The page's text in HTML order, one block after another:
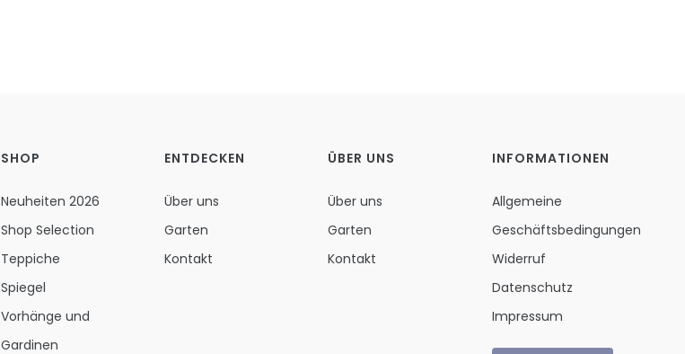
SHOP
Neuheiten 2026
Shop Selection
Teppiche
Spiegel
Vorhänge und
Gardinen
ENTDECKEN
Über uns
Garten
Kontakt
ÜBER UNS
Über uns
Garten
Kontakt
INFORMATIONEN
Allgemeine
Geschäftsbedingungen
Widerruf
Datenschutz
Impressum